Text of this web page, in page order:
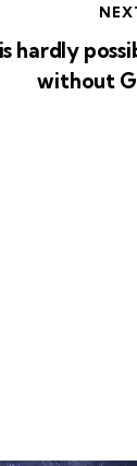
hardly
without